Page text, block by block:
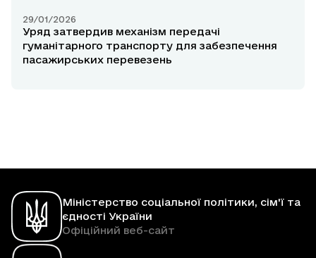
29/01/2026
Уряд затвердив механізм передачі
гуманітарного транспорту для забезпечення
пасажирських перевезень
Міністерство соціальної політики, сім'ї та
єдності України
Офіційний веб-сайт